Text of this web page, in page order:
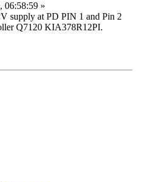
06:58:59 »
supply at PD PIN 1 and Pin 2
Q7120 KIA378R12PI.